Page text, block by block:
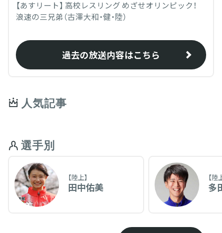
【あすリート】 高校レスリング めざせオリンピック！
浪速の三兄弟（古澤大和・健・陸）
過去の放送内容はこちら
人気記事
選手別
【陸上】
田中佑美
【陸
多